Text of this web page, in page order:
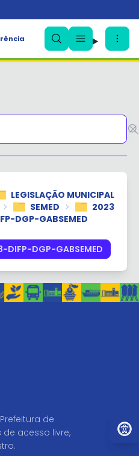
LEGISLAÇÃO MUNICIPAL
SEMED
2023
DGP-GABSEMED
DGP-GABSEMED
de
de acesso livre,
Ir